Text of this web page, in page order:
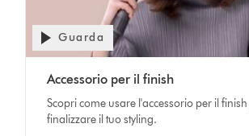
Transcript
Apri
trascrizione
Guarda
Accessorio per il finish
Scopri come usare l'accessorio per il
finalizzare il tuo styling.